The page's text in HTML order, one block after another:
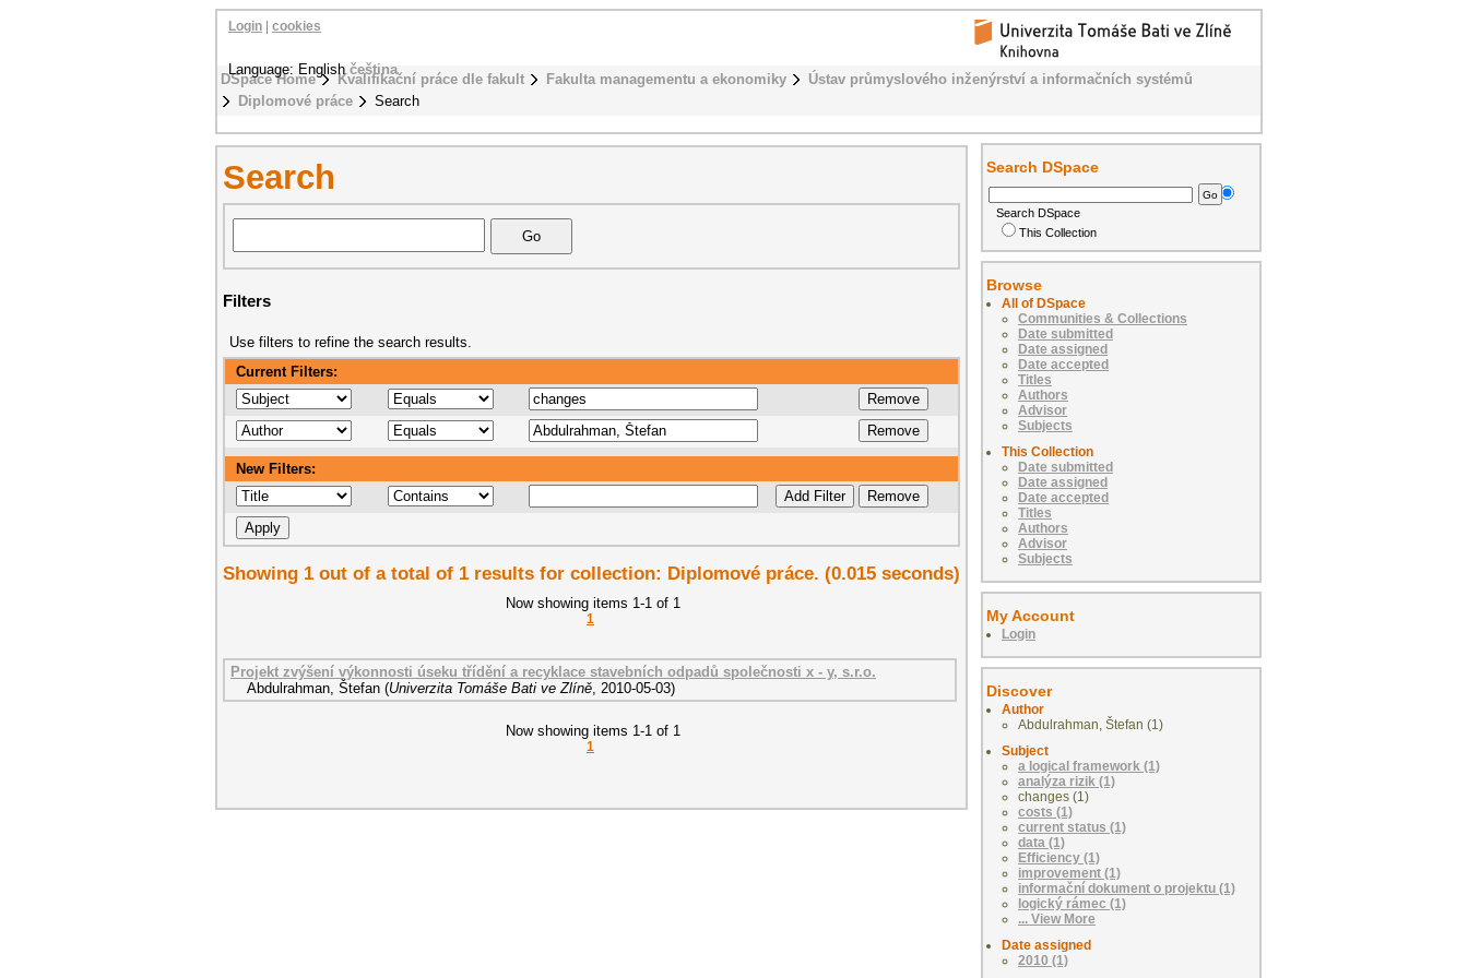
DSpace Home Kvalifikační práce dle fakult Fakulta managementu a ekonomiky
Ústav průmyslového inženýrství a informačních systémů
Diplomové práce
Search
Login cookies
Language: Englishčeština
Search
Filters
Use filters to refine the search results.
Current Filters:
New Filters:
Showing 1 out of a total of 1 results for collection: Diplomové práce. (0.015 seconds)
Now showing items 1-1 of 1
1
Projekt zvýšení výkonnosti úseku třídění a recyklace stavebních odpadů společnosti x - y, s.r.o.
Abdulrahman, Štefan (Univerzita Tomáše Bati ve Zlíně, 2010-05-03)
Now showing items 1-1 of 1
1
Search DSpace
Search DSpace
This Collection
Browse
All of DSpace
Communities & Collections
Date submitted
Date assigned
Date accepted
Titles
Authors
Advisor
Subjects
This Collection
Date submitted
Date assigned
Date accepted
Titles
Authors
Advisor
Subjects
My Account
Login
Discover
Author
Abdulrahman, Štefan (1)
Subject
a logical framework (1)
analýza rizik (1)
changes (1)
costs (1)
current status (1)
data (1)
Efficiency (1)
improvement (1)
informační dokument o projektu (1)
logický rámec (1)
... View More
Date assigned
2010 (1)